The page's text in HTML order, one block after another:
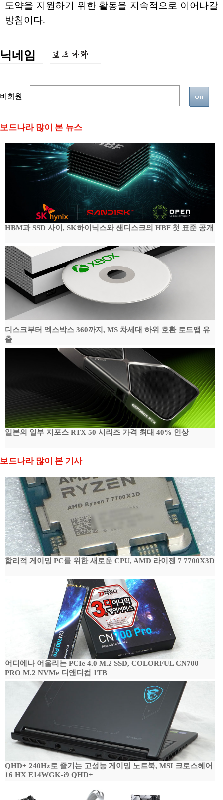
도약을 지원하기 위한 활동을 지속적으로 이어나갈
방침이다.
닉네임
비회원
보드나라 많이 본 뉴스
HBM과 SSD 사이, SK하이닉스와 샌디스크의 HBF 첫 표준 공개
디스크부터 엑스박스 360까지, MS 차세대 하위 호환 로드맵 유
출
일본의 일부 지포스 RTX 50 시리즈 가격 최대 40% 인상
보드나라 많이 본 기사
합리적 게이밍 PC를 위한 새로운 CPU, AMD 라이젠 7 7700X3D
어디에나 어울리는 PCIe 4.0 M.2 SSD, COLORFUL CN700
PRO M.2 NVMe 디앤디컴 1TB
QHD+ 240Hz로 즐기는 고성능 게이밍 노트북, MSI 크로스헤어
16 HX E14WGK-i9 QHD+